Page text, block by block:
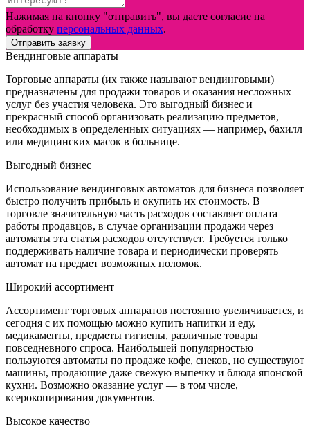
Нажимая на кнопку "отправить", вы даете согласие на
обработку персональных данных.
Отправить заявку
Вендинговые аппараты
Торговые аппараты (их также называют вендинговыми)
предназначены для продажи товаров и оказания несложных
услуг без участия человека. Это выгодный бизнес и
прекрасный способ организовать реализацию предметов,
необходимых в определенных ситуациях — например, бахилл
или медицинских масок в больнице.
Выгодный бизнес
Использование вендинговых автоматов для бизнеса позволяет
быстро получить прибыль и окупить их стоимость. В
торговле значительную часть расходов составляет оплата
работы продавцов, в случае организации продажи через
автоматы эта статья расходов отсутствует. Требуется только
поддерживать наличие товара и периодически проверять
автомат на предмет возможных поломок.
Широкий ассортимент
Ассортимент торговых аппаратов постоянно увеличивается, и
сегодня с их помощью можно купить напитки и еду,
медикаменты, предметы гигиены, различные товары
повседневного спроса. Наибольшей популярностью
пользуются автоматы по продаже кофе, снеков, но существуют
машины, продающие даже свежую выпечку и блюда японской
кухни. Возможно оказание услуг — в том числе,
ксерокопирования документов.
Высокое качество